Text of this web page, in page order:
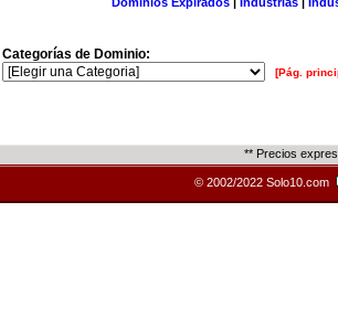
Categorías de Dominio:
[Pág.
** Precios
© 2002/2022 Solo10.com